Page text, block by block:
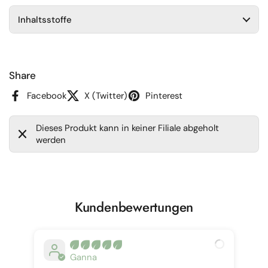
Inhaltsstoffe
Share
Facebook X (Twitter) Pinterest
Dieses Produkt kann in keiner Filiale abgeholt
werden
Kundenbewertungen
Ganna